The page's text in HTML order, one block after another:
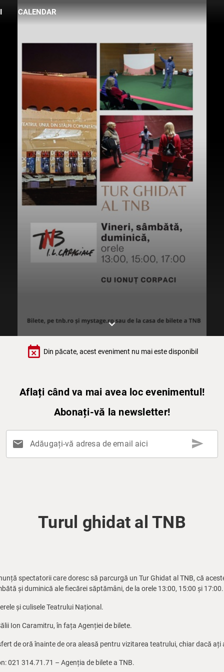
CALENDAR
keyboard_arrow_down
event_busy Din păcate, acest eveniment nu mai este disponibil
Aflați când va mai avea loc evenimentul!
Abonați-vă la newsletter!
mail Adăugați-vă adresa de email aici send
Turul ghidat al TNB
spectatorii care doresc să parcurgă un Tur Ghidat al TNB, că
și duminică ale fiecărei săptămâni, de la orele 13:00, 15:00 și 17:00.
și culisele Teatrului Național.
Ion Caramitru, în fața Agenției de bilete.
de oră înainte de ora aleasă pentru vizitarea teatrului, chiar dacă ați
021 314.71.71 – Agenția de bilete a TNB.